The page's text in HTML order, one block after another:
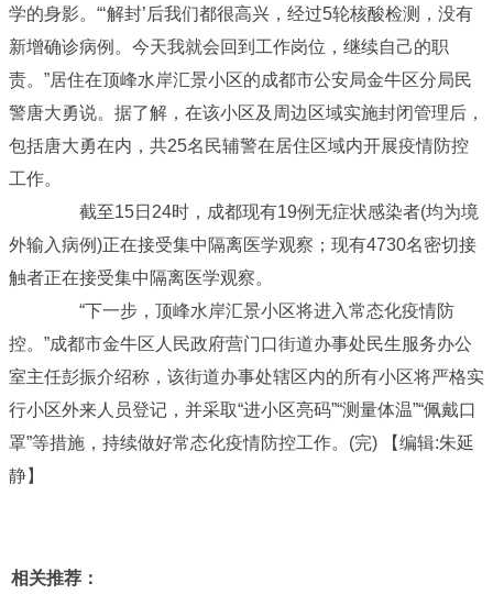
学的身影。“‘解封’后我们都很高兴，经过5轮核酸检测，没有
新增确诊病例。今天我就会回到工作岗位，继续自己的职
责。”居住在顶峰水岸汇景小区的成都市公安局金牛区分局民
警唐大勇说。据了解，在该小区及周边区域实施封闭管理后，
包括唐大勇在内，共25名民辅警在居住区域内开展疫情防控
工作。
截至15日24时，成都现有19例无症状感染者(均为境
外输入病例)正在接受集中隔离医学观察；现有4730名密切接
触者正在接受集中隔离医学观察。
“下一步，顶峰水岸汇景小区将进入常态化疫情防
控。”成都市金牛区人民政府营门口街道办事处民生服务办公
室主任彭振介绍称，该街道办事处辖区内的所有小区将严格实
行小区外来人员登记，并采取“进小区亮码”“测量体温”“佩戴口
罩”等措施，持续做好常态化疫情防控工作。(完)
【编辑:朱延
静】
相关推荐：